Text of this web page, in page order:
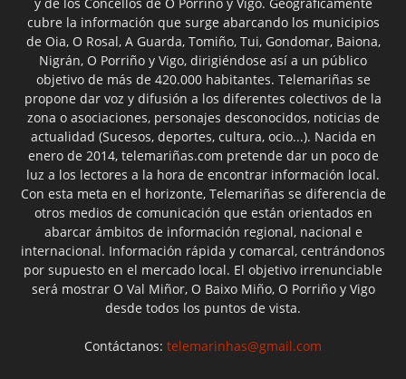
cubre la información que surge abarcando los municipios
de Oia, O Rosal, A Guarda, Tomiño, Tui, Gondomar, Baiona,
Nigrán, O Porriño y Vigo, dirigiéndose así a un público
objetivo de más de 420.000 habitantes. Telemariñas se
propone dar voz y difusión a los diferentes colectivos de la
zona o asociaciones, personajes desconocidos, noticias de
actualidad (Sucesos, deportes, cultura, ocio...). Nacida en
enero de 2014, telemariñas.com pretende dar un poco de
luz a los lectores a la hora de encontrar información local.
Con esta meta en el horizonte, Telemariñas se diferencia de
otros medios de comunicación que están orientados en
abarcar ámbitos de información regional, nacional e
internacional. Información rápida y comarcal, centrándonos
por supuesto en el mercado local. El objetivo irrenunciable
será mostrar O Val Miñor, O Baixo Miño, O Porriño y Vigo
desde todos los puntos de vista.
Contáctanos: telemarinhas@gmail.com